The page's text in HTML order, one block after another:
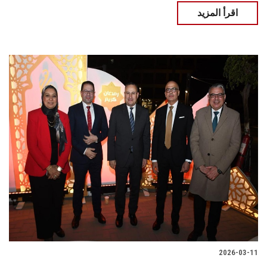
اقرأ المزيد
2026-03-11